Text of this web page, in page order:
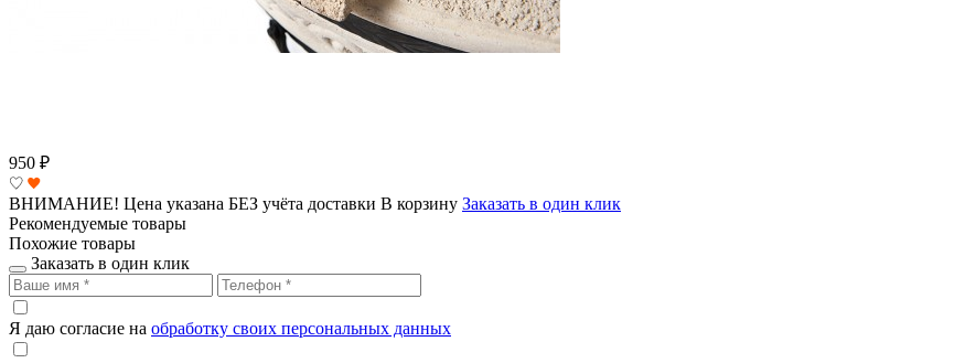
950 ₽
ВНИМАНИЕ! Цена указана БЕЗ учёта доставки В корзину Заказать в один клик
Рекомендуемые товары
Похожие товары
Заказать в один клик
Я даю согласие на обработку своих персональных данных